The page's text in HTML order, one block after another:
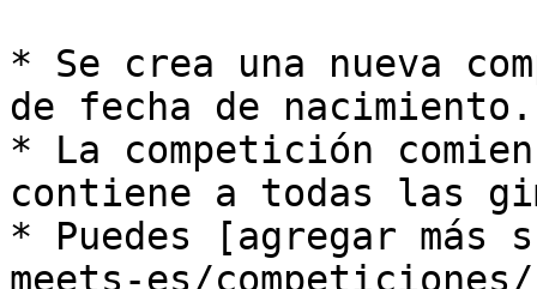
* Se crea una nueva
de fecha de nacimiento.
* La competición
contiene a todas las
* Puedes [agregar
meets-es/